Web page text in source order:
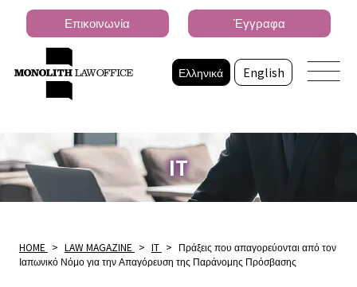
Ελληνικά English
Επικοινωνία Έγγραφα
IT
HOME > LAW MAGAZINE > IT > Πράξεις που απαγορεύονται από τον
Ιαπωνικό Νόμο για την Απαγόρευση της Παράνομης Πρόσβασης